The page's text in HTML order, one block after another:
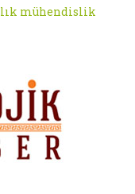
mühendislik